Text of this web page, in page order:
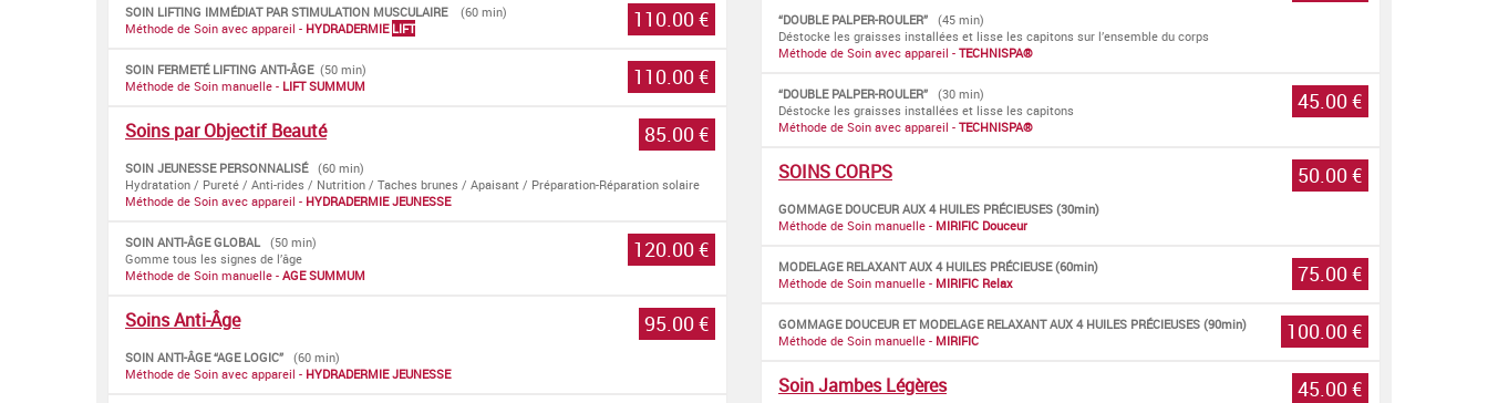
110.00 €
SOIN LIFTING IMMÉDIAT PAR STIMULATION MUSCULAIRE(60 min)
Méthode de Soin avec appareil - HYDRADERMIE LIFT
110.00 €
SOIN FERMETÉ LIFTING ANTI-ÂGE(50 min)
Méthode de Soin manuelle - LIFT SUMMUM
85.00 €
Soins par Objectif Beauté
SOIN JEUNESSE PERSONNALISÉ(60 min)
Hydratation / Pureté / Anti-rides / Nutrition / Taches brunes / Apaisant / Préparation-Réparation solaire
Méthode de Soin avec appareil - HYDRADERMIE JEUNESSE
120.00 €
SOIN ANTI-ÂGE GLOBAL (50 min)
Gomme tous les signes de l’âge
Méthode de Soin manuelle - AGE SUMMUM
95.00 €
Soins Anti-Âge
SOIN ANTI-ÂGE “AGE LOGIC” (60 min)
Méthode de Soin avec appareil - HYDRADERMIE JEUNESSE
“DOUBLE PALPER-ROULER” (45 min)
Déstocke les graisses installées et lisse les capitons sur l’ensemble du corps
Méthode de Soin avec appareil - TECHNISPA®
45.00 €
“DOUBLE PALPER-ROULER” (30 min)
Déstocke les graisses installées et lisse les capitons
Méthode de Soin avec appareil - TECHNISPA®
50.00 €
SOINS CORPS
GOMMAGE DOUCEUR AUX 4 HUILES PRÉCIEUSES (30min)
Méthode de Soin manuelle - MIRIFIC Douceur
75.00 €
MODELAGE RELAXANT AUX 4 HUILES PRÉCIEUSE (60min)
Méthode de Soin manuelle - MIRIFIC Relax
100.00 €
GOMMAGE DOUCEUR ET MODELAGE RELAXANT AUX 4 HUILES PRÉCIEUSES (90min)
Méthode de Soin manuelle - MIRIFIC
45.00 €
Soin Jambes Légères